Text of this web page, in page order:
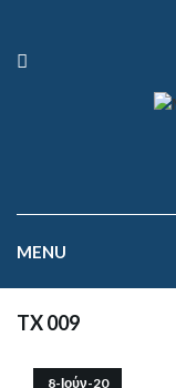
MENU
TX 009
8-Ιούν-20